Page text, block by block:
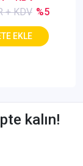
+ KDV %5
kalın!